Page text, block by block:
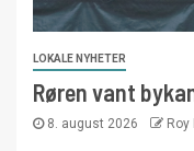
LOKALE NYHETER
Røren vant
8. august 2026 Roy